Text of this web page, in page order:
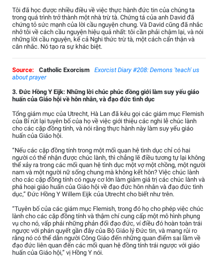
Tôi đã học được nhiều điều về việc thực hành đức tin của chúng ta
trong quá trình trở thành một nhà trừ tà. Chứng tá của anh David đã
chứng tỏ sức mạnh của lời cầu nguyện chung. Và David cũng đã nhắc
nhở tôi về cách cầu nguyện hiệu quả nhất: tôi cần phải chậm lại, và nói
những lời cầu nguyện, kể cả Nghi thức trừ tà, một cách cẩn thận và
cân nhắc. Nó tạo ra sự khác biệt.
Source: Catholic Exorcism
Exorcist Diary #208: Demons 'teach' us
about prayer
3. Đức Hồng Y Eijk: Những lời chúc phúc đồng giới làm suy yếu giáo
huấn của Giáo hội về hôn nhân, và đạo đức tình dục
Tổng giám mục của Utrecht, Hà Lan đã kêu gọi các giám mục Flemish
của Bỉ rút lại tuyên bố của họ về việc giới thiệu các nghi lễ chúc lành
cho các cặp đồng tính, và nói rằng thực hành này làm suy yếu giáo
huấn của Giáo hội.
“Nếu các cặp đồng tính trong một mối quan hệ tình dục chỉ có hai
người có thể nhận được chúc lành, thì chẳng lẽ điều tương tự lại không
thể xảy ra trong các mối quan hệ tình dục một vợ một chồng, một người
nam và một người nữ sống chung mà không kết hôn? Việc chúc lành
cho các cặp đồng tính có nguy cơ lớn làm giảm giá trị các chúc lành và
phá hoại giáo huấn của Giáo hội về đạo đức hôn nhân và đạo đức tình
dục,” Đức Hồng Y Willem Eijk của Utrecht cho biết như trên.
“Tuyên bố của các giám mục Flemish, trong đó họ cho phép việc chúc
lành cho các cặp đồng tính và thậm chí cung cấp một mô hình phụng
vụ cho nó, vấp phải những phản đối đạo đức, ví điều đó hoàn toàn trái
ngược với phán quyết gần đây của Bộ Giáo lý Đức tin, và mang rủi ro
rằng nó có thể dẫn người Công Giáo đến những quan điểm sai lầm về
đạo đức liên quan đến các mối quan hệ đồng tính trái ngược với giáo
huấn của Giáo hội,” vị Hồng Y nói.